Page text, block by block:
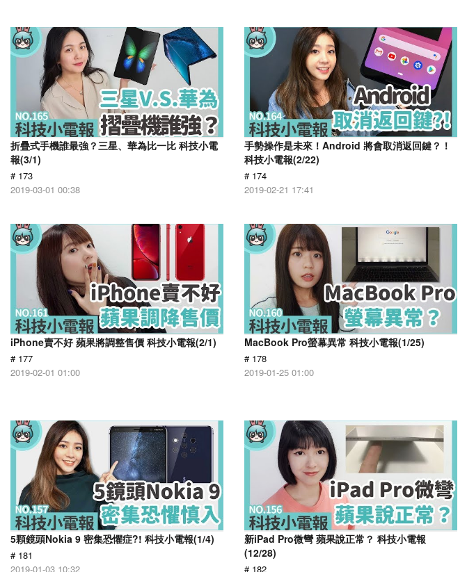
折疊式手機誰最強？三星、華為比一比 科技小電
報(3/1)
# 173
2019-03-01 00:38
手勢操作是未來！Android 將會取消返回鍵？！
科技小電報(2/22)
# 174
2019-02-21 17:41
iPhone賣不好 蘋果將調整售價 科技小電報(2/1)
# 177
2019-02-01 01:00
MacBook Pro螢幕異常 科技小電報(1/25)
# 178
2019-01-25 01:00
5顆鏡頭Nokia 9 密集恐懼症?! 科技小電報(1/4)
# 181
2019-01-03 10:32
新iPad Pro微彎 蘋果說正常？ 科技小電報
(12/28)
# 182